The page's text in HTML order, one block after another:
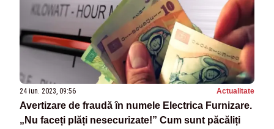
24 iun. 2023, 09:56 Actualitate
Avertizare de fraudă în numele Electrica Furnizare.
„Nu faceți plăți nesecurizate!” Cum sunt păcăliți